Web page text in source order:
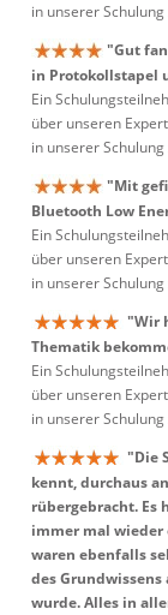
in unserer
"Gut
in Protokollstapel
Ein
über unseren
in unserer
"Mit
Bluetooth Low
Ein
über unseren
in unserer
"Wir
Thematik
Ein
über unseren
in unserer
"Die
kennt, durchaus
rübergebracht. Es
immer mal wieder
waren ebenfalls
des
wurde. Alles in